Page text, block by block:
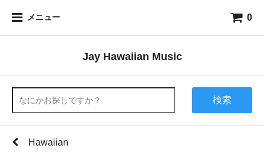
メニュー 0
Jay Hawaiian Music
検索
Hawaiian